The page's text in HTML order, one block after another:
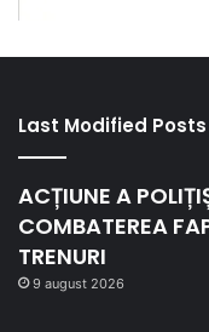
Last Modified Posts
ACȚIUNE A
COMBATEREA
TRENURI
9 august 2026